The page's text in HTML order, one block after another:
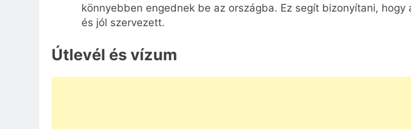
könnyebben engednek be az országba. Ez segít bizonyítani, hogy
és jól szervezett.
Útlevél és vízum